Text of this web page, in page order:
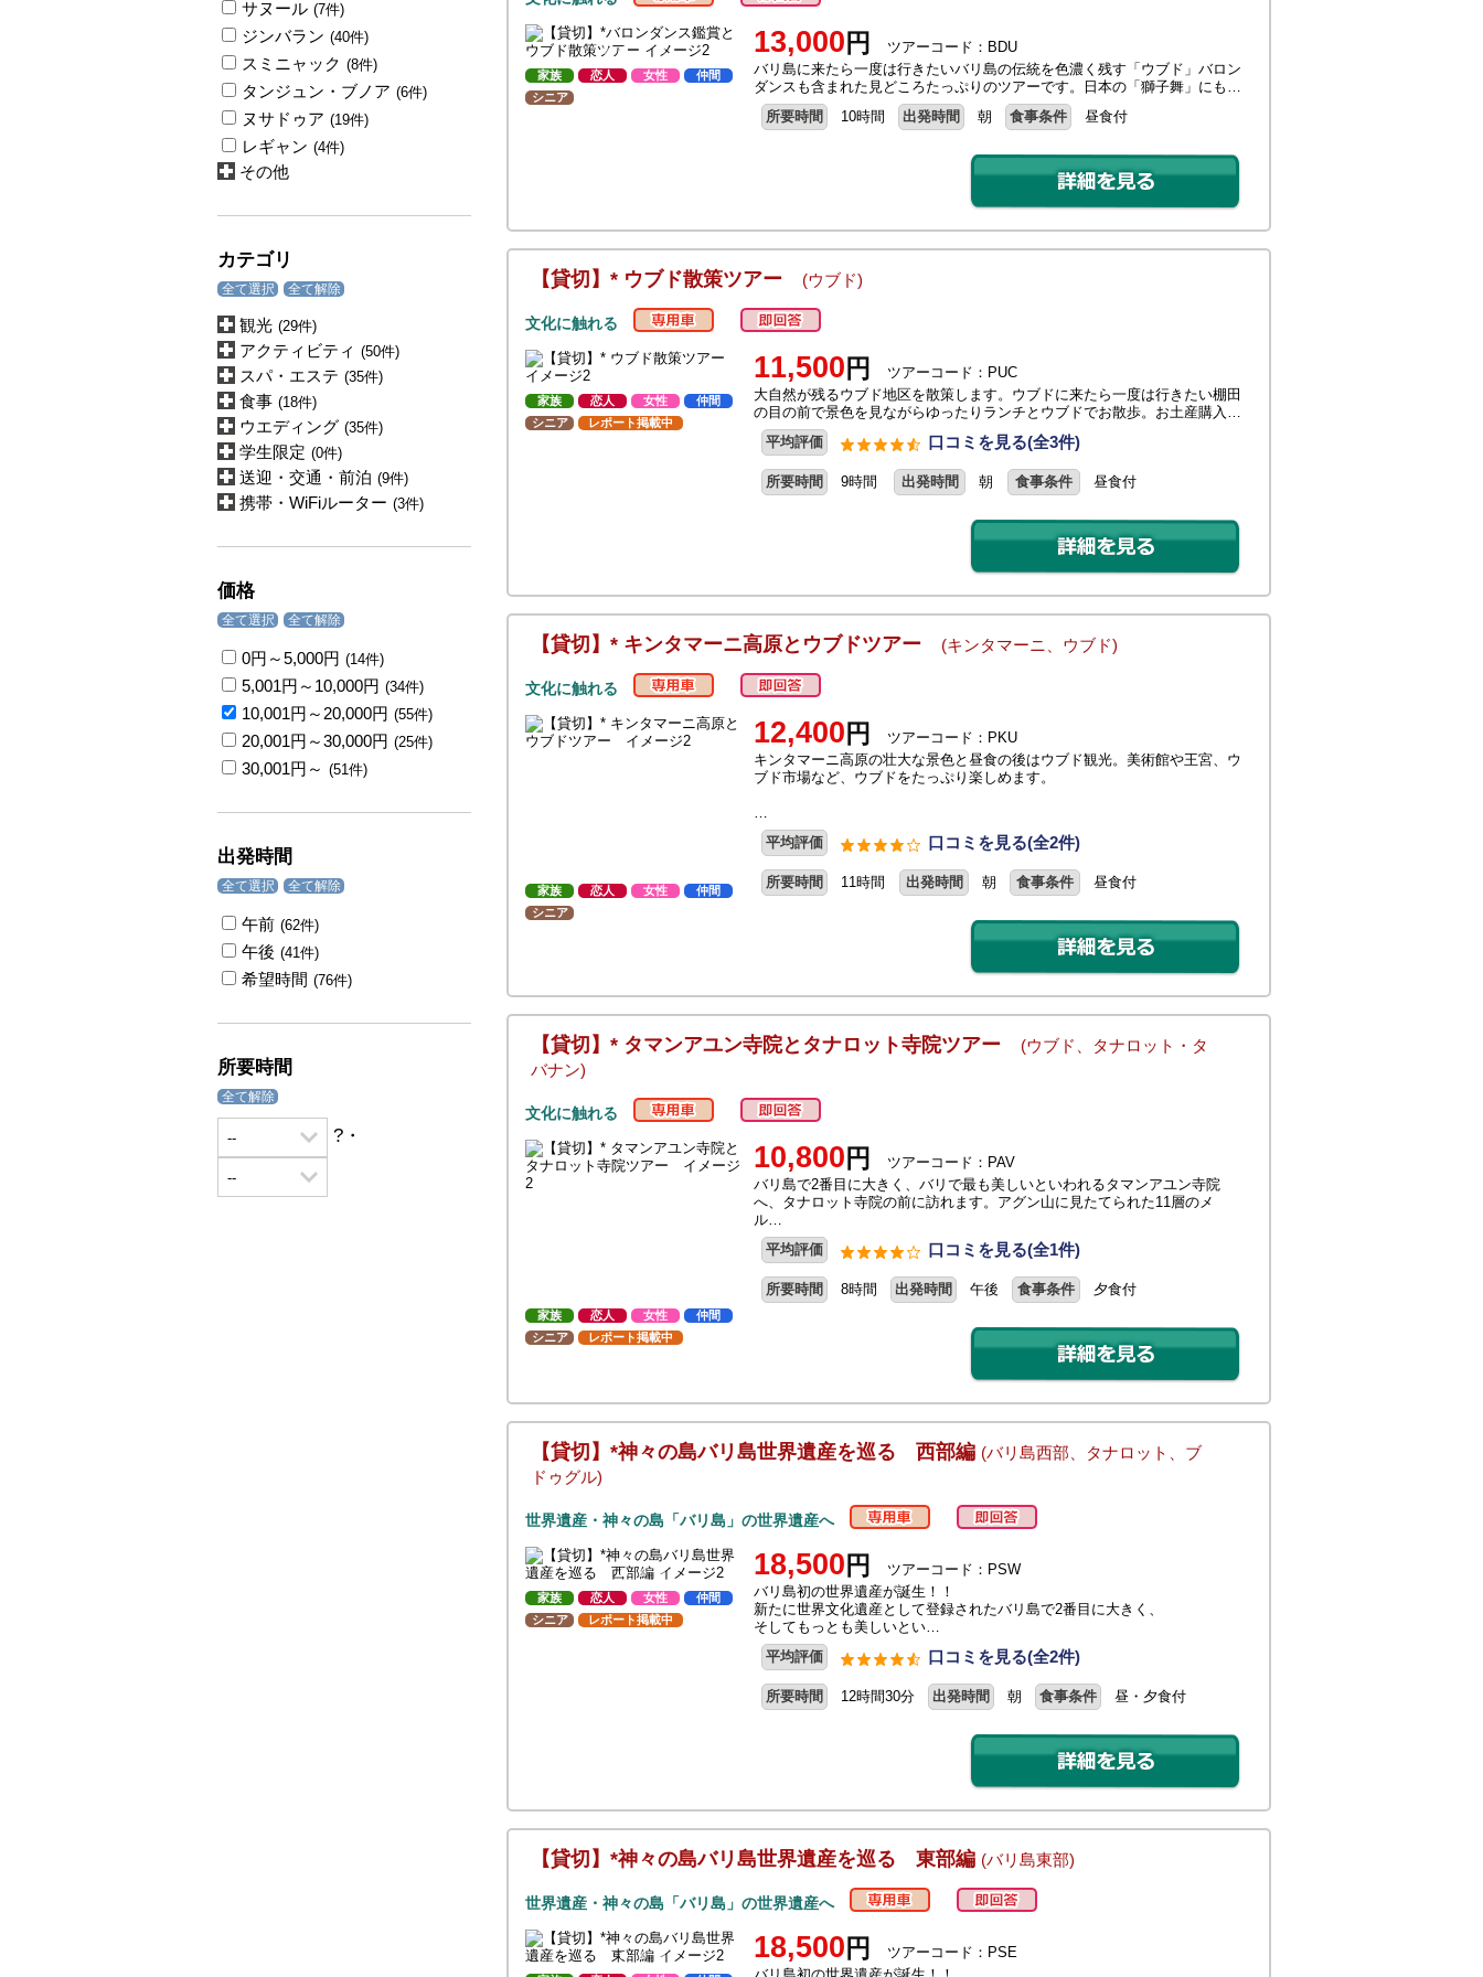
サヌール (7件)
ジンバラン (40件)
スミニャック (8件)
タンジュン・ブノア (6件)
ヌサドゥア (19件)
レギャン (4件)
その他
カテゴリ
全て選択 全て解除
観光 (29件)
アクティビティ (50件)
スパ・エステ (35件)
食事 (18件)
ウエディング (35件)
学生限定 (0件)
送迎・交通・前泊 (9件)
携帯・WiFiルーター (3件)
価格
全て選択 全て解除
0円～5,000円 (14件)
5,001円～10,000円 (34件)
10,001円～20,000円 (55件)
20,001円～30,000円 (25件)
30,001円～ (51件)
出発時間
全て選択 全て解除
午前 (62件)
午後 (41件)
希望時間 (76件)
所要時間
全て解除
?・
家族 恋人 女性
仲間
シニア
13,000 円
ツアーコード：BDU
バリ島に来たら一度は行きたいバリ島の伝統を色濃く残す「ウブド」バロン
ダンスも含まれた見どころたっぷりのツアーです。日本の「獅子舞」にも…
所要時間
10時間 出発時間 朝 食事条件 昼食付
【貸切】* ウブド散策ツアー (ウブド)
文化に触れる
家族 恋人 女性
仲間
シニア
レポート掲載中
11,500 円
ツアーコード：PUC
大自然が残るウブド地区を散策します。ウブドに来たら一度は行きたい棚田
の目の前で景色を見ながらゆったりランチとウブドでお散歩。お土産購入…
平均評価
口コミを見る(全3件)
所要時間 9時間 出発時間 朝 食事条件 昼食付
【貸切】* キンタマーニ高原とウブドツアー (キンタマーニ、ウブド)
文化に触れる
家族 恋人 女性
仲間
シニア
12,400 円
ツアーコード：PKU
キンタマーニ高原の壮大な景色と昼食の後はウブド観光。美術館や王宮、ウ
ブド市場など、ウブドをたっぷり楽しめます。
…
平均評価
口コミを見る(全2件)
所要時間 11時間 出発時間 朝 食事条件 昼食付
【貸切】* タマンアユン寺院とタナロット寺院ツアー
(ウブド、タナロット・タ
バナン)
文化に触れる
家族 恋人 女性
仲間
シニア
レポート掲載中
10,800 円
ツアーコード：PAV
バリ島で2番目に大きく、バリで最も美しいといわれるタマンアユン寺院
へ、タナロット寺院の前に訪れます。アグン山に見たてられた11層のメ
ル…
平均評価
口コミを見る(全1件)
所要時間 8時間 出発時間 午後 食事条件 夕食付
【貸切】*神々の島バリ島世界遺産を巡る 西部編 (バリ島西部、タナロット、ブ
ドゥグル)
世界遺産・神々の島「バリ島」の世界遺産へ
家族 恋人 女性
仲間
シニア
レポート掲載中
18,500 円
ツアーコード：PSW
バリ島初の世界遺産が誕生！！
新たに世界文化遺産として登録されたバリ島で2番目に大きく、
そしてもっとも美しいとい…
平均評価
口コミを見る(全2件)
所要時間 12時間30分 出発時間 朝 食事条件 昼・夕食付
【貸切】*神々の島バリ島世界遺産を巡る 東部編 (バリ島東部)
世界遺産・神々の島「バリ島」の世界遺産へ
18,500 円
ツアーコード：PSE